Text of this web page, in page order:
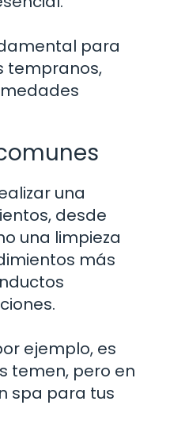
para
tempranos,
una
desde
una limpieza
más
ejemplo, es
temen, pero en
spa para tus